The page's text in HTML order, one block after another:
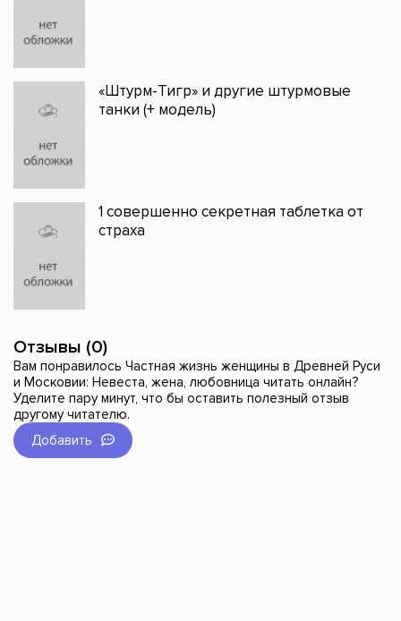
«Штурм-Тигр» и другие штурмовые
танки (+ модель)
1 совершенно секретная таблетка от
страха
Отзывы (0)
Вам понравилось Частная жизнь женщины в Древней Руси
и Московии: Невеста, жена, любовница читать онлайн?
Уделите пару минут, что бы оставить полезный отзыв
другому читателю.
Добавить